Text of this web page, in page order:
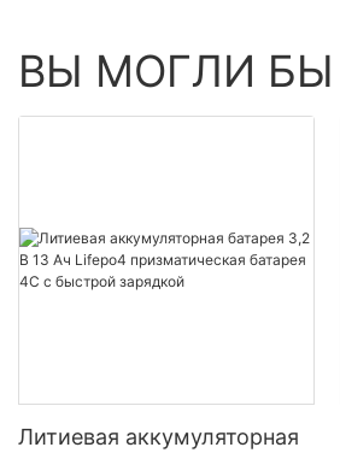
ВЫ МОГЛИ БЫ
Литиевая аккумуляторная